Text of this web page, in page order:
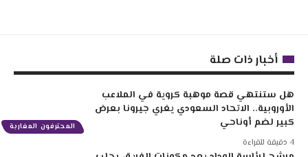
أخبار ذات صلة
المحترفون المغاربة
هل ستنتهي قصة موهبة كروية في الملاعب
الأوروبية.. الاتحاد السعودي يغري جيرونا بعرض
كبير لضم أوناحي